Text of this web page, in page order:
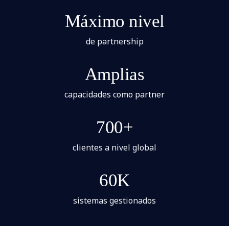
Máximo nivel
de partnership
Amplias
capacidades como partner
700+
clientes a nivel global
60K
sistemas gestionados